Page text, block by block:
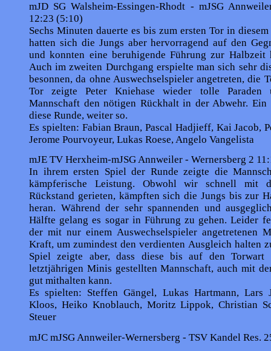
mJD SG Walsheim-Essingen-Rhodt - mJSG
12:23 (5:10)
Sechs Minuten dauerte es bis zum ersten Tor in
hatten sich die Jungs aber hervorragend auf den
und konnten eine beruhigende Führung zur Halbzeit
Auch im zweiten Durchgang erspielte man sich sehr
besonnen, da ohne Auswechselspieler angetreten, die
Tor zeigte Peter Kniehase wieder tolle Paraden
Mannschaft den nötigen Rückhalt in der Abwehr. Ein
diese Runde, weiter so.
Es spielten: Fabian Braun, Pascal Hadjieff, Kai Jacob,
Jerome Pourvoyeur, Lukas Roese, Angelo Vangelista
mJE TV Herxheim-mJSG Annweiler - Wernersberg 2
In ihrem ersten Spiel der Runde zeigte die
kämpferische Leistung. Obwohl wir schnell mit
Rückstand gerieten, kämpften sich die Jungs bis zur
heran. Während der sehr spannenden und
Hälfte gelang es sogar in Führung zu gehen. Leider
der mit nur einem Auswechselspieler angetretenen
Kraft, um zumindest den verdienten Ausgleich halten
Spiel zeigte aber, dass diese bis auf den Torwart
letztjährigen Minis gestellten Mannschaft, auch mit
gut mithalten kann.
Es spielten: Steffen Gängel, Lukas Hartmann, Lars
Kloos, Heiko Knoblauch, Moritz Lippok, Christian
Steuer
mJC mJSG Annweiler-Wernersberg - TSV Kandel Res.